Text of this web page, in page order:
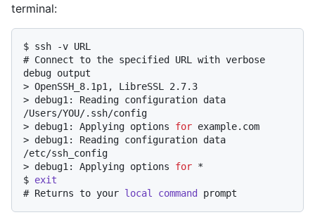
terminal:
$ ssh -v URL
# Connect to the specified URL with verbose
debug output
> OpenSSH_8.1p1, LibreSSL 2.7.3
> debug1: Reading configuration data
/Users/YOU/.ssh/config
> debug1: Applying options for example.com
> debug1: Reading configuration data
/etc/ssh_config
> debug1: Applying options for *
$ exit
# Returns to your local command prompt